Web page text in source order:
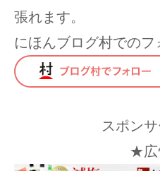
張れます。
にほんブログ村でのフ
スポン
★